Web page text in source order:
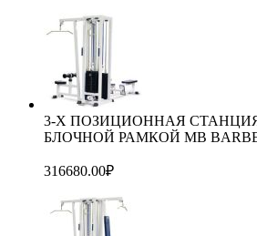
3-Х ПОЗИЦИОННАЯ
БЛОЧНОЙ РАМКОЙ MB
316680.00₽